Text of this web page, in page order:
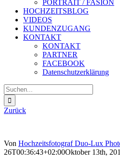
PORTRAIT / FASION
HOCHZEITSBLOG
VIDEOS
KUNDENZUGANG
KONTAKT
KONTAKT
PARTNER
FACEBOOK
Datenschutzerklärung
Suche
nach:
Zurück
Von Hochzeitsfotograf Duo-Lux
26T00:36:43+02:00Oktober 13th,